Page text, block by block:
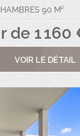
90 M²
de 1 160
VOIR LE DÉTAIL